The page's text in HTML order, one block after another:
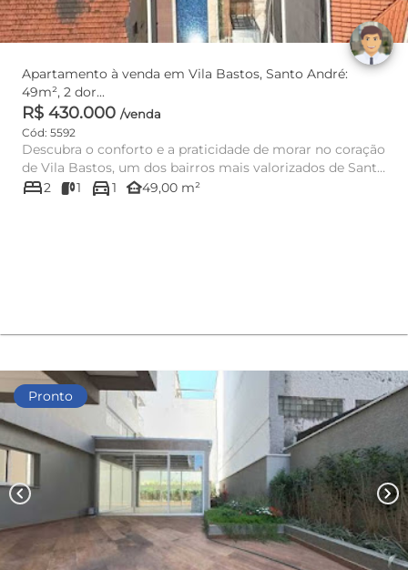
Apartamento à venda em Vila Bastos, Santo André:
49m², 2 dor...
R$ 430.000 /venda
Cód: 5592
Descubra o conforto e a praticidade de morar no coração
de Vila Bastos, um dos bairros mais valorizados de Santo
André!...
bed2 1 directions_car1 other_houses49,00 m²
Pronto
chevron_left chevron_right